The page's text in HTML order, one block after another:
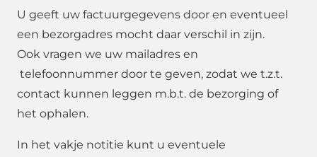
U geeft uw factuurgegevens door en eventueel
een bezorgadres mocht daar verschil in zijn.
Ook vragen we uw mailadres en
telefoonnummer door te geven, zodat we t.z.t.
contact kunnen leggen m.b.t. de bezorging of
het ophalen.
In het vakje notitie kunt u eventuele